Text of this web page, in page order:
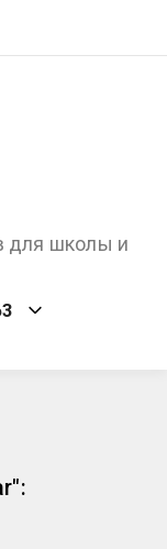
для школы и